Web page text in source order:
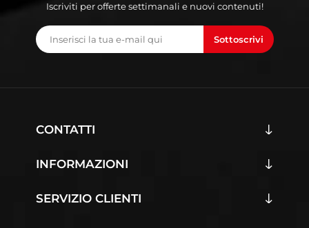
Iscriviti per offerte settimanali e nuovi contenuti!
Sottoscrivi
CONTATTI
INFORMAZIONI
SERVIZIO CLIENTI